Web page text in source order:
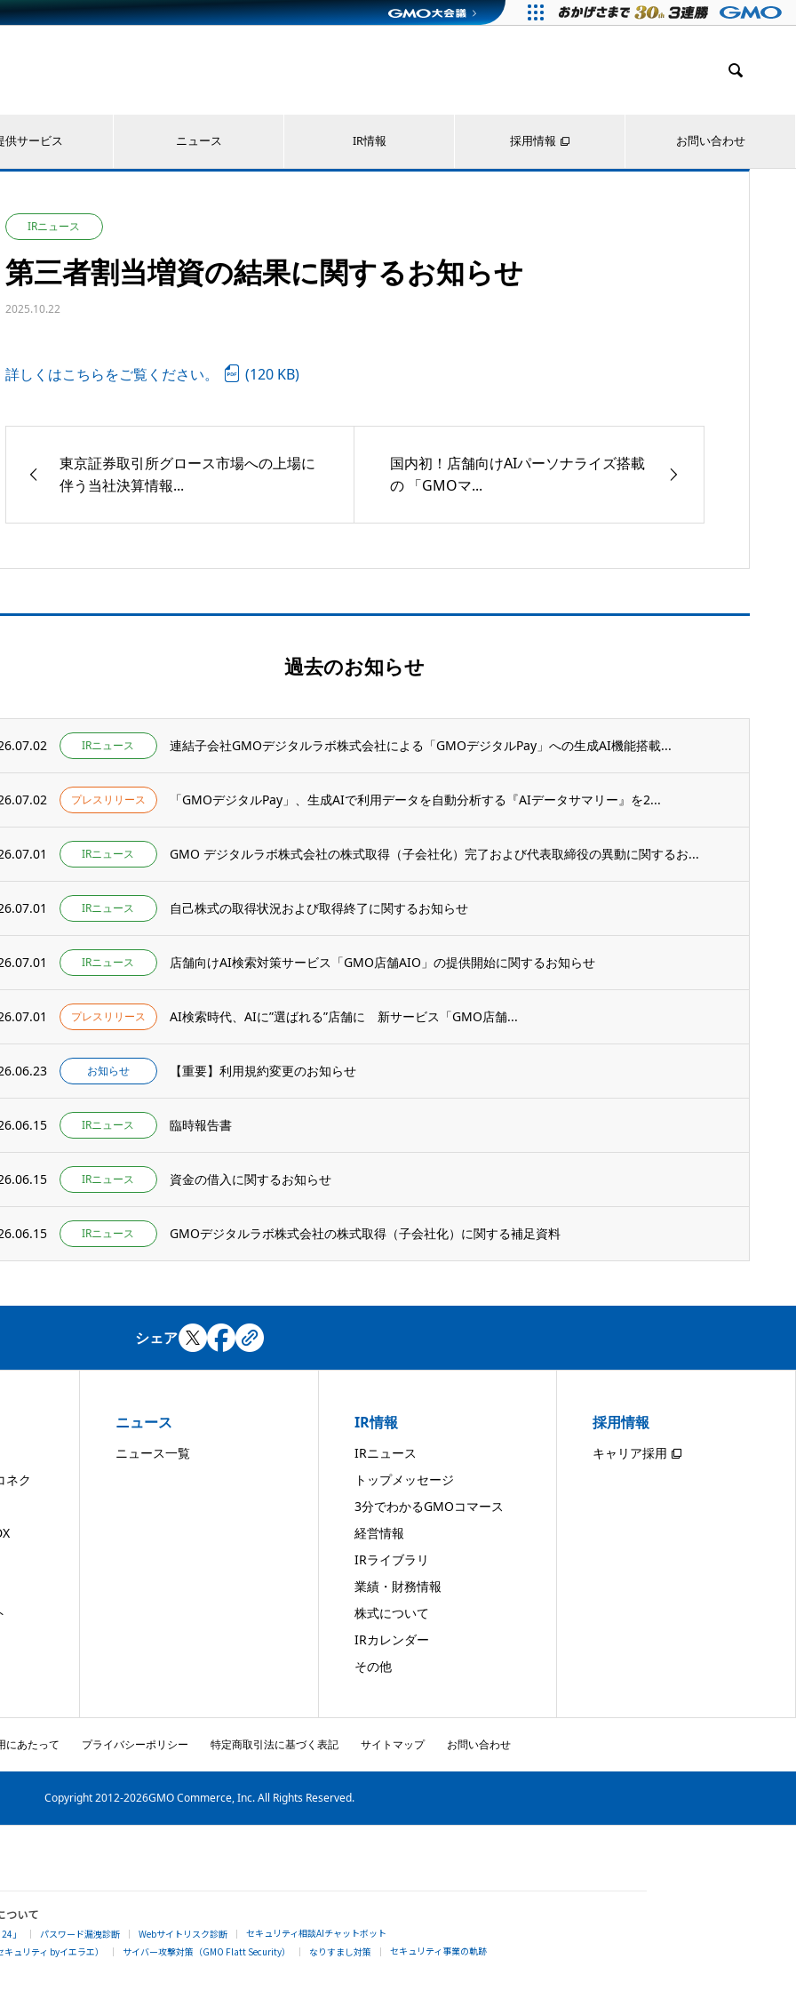

供サービス ニュース IR情報 採用情報 お問い合わせ
IRニュース
第三者割当増資の結果に関するお知らせ
2025.10.22
詳しくはこちらをご覧ください。 (120 KB)
東京証券取引所グロース市場への上場に
伴う当社決算情報...
国内初！店舗向けAIパーソナライズ搭載
の 「GMOマ...
過去のお知らせ
IRニュース 連結子会社GMOデジタルラボ株式会社による「GMOデジタルPay」への生成AI機能搭載...
プレスリリース 「GMOデジタルPay」、生成AIで利用データを自動分析する『AIデータサマリー』を2...
IRニュース GMO デジタルラボ株式会社の株式取得（子会社化）完了および代表取締役の異動に関するお...
IRニュース 自己株式の取得状況および取得終了に関するお知らせ
IRニュース 店舗向けAI検索対策サービス「GMO店舗AIO」の提供開始に関するお知らせ
プレスリリース AI検索時代、AIに”選ばれる”店舗に 新サービス「GMO店舗...
お知らせ 【重要】利用規約変更のお知らせ
IRニュース 臨時報告書
IRニュース 資金の借入に関するお知らせ
IRニュース GMOデジタルラボ株式会社の株式取得（子会社化）に関する補足資料
シェア
ネク
ニュース
ニュース一覧
IR情報
IRニュース
トップメッセージ
3分でわかるGMOコマース
経営情報
IRライブラリ
業績・財務情報
株式について
IRカレンダー
その他
採用情報
キャリア採用
にあたって プライバシーポリシー 特定商取引法に基づく表記 サイトマップ お問い合わせ
Copyright2012-2026GMO Commerce, Inc. All Rights Reserved.
ついて
」 パスワード漏洩診断 Webサイトリスク診断
セキュリティ相談AIチャットボット
ュリティ byイエラエ）
サイバー攻撃対策（GMO Flatt Security） なりすまし対策 セキュリティ事業の軌跡